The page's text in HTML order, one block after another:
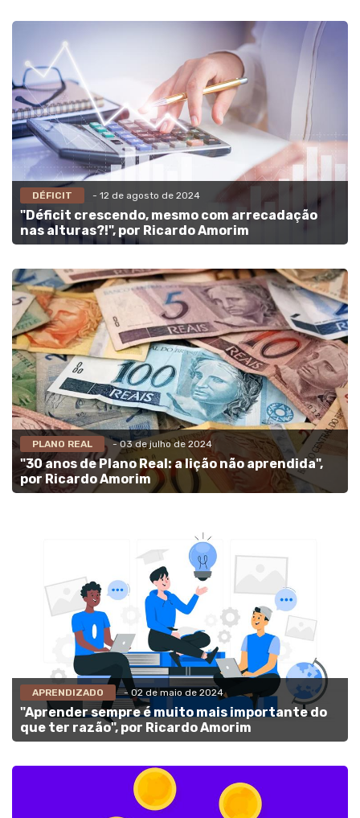
DÉFICIT - 12 de agosto de 2024
"Déficit crescendo, mesmo com arrecadação
nas alturas?!", por Ricardo Amorim
PLANO REAL - 03 de julho de 2024
"30 anos de Plano Real: a lição não aprendida",
por Ricardo Amorim
APRENDIZADO - 02 de maio de 2024
"Aprender sempre é muito mais importante do
que ter razão", por Ricardo Amorim